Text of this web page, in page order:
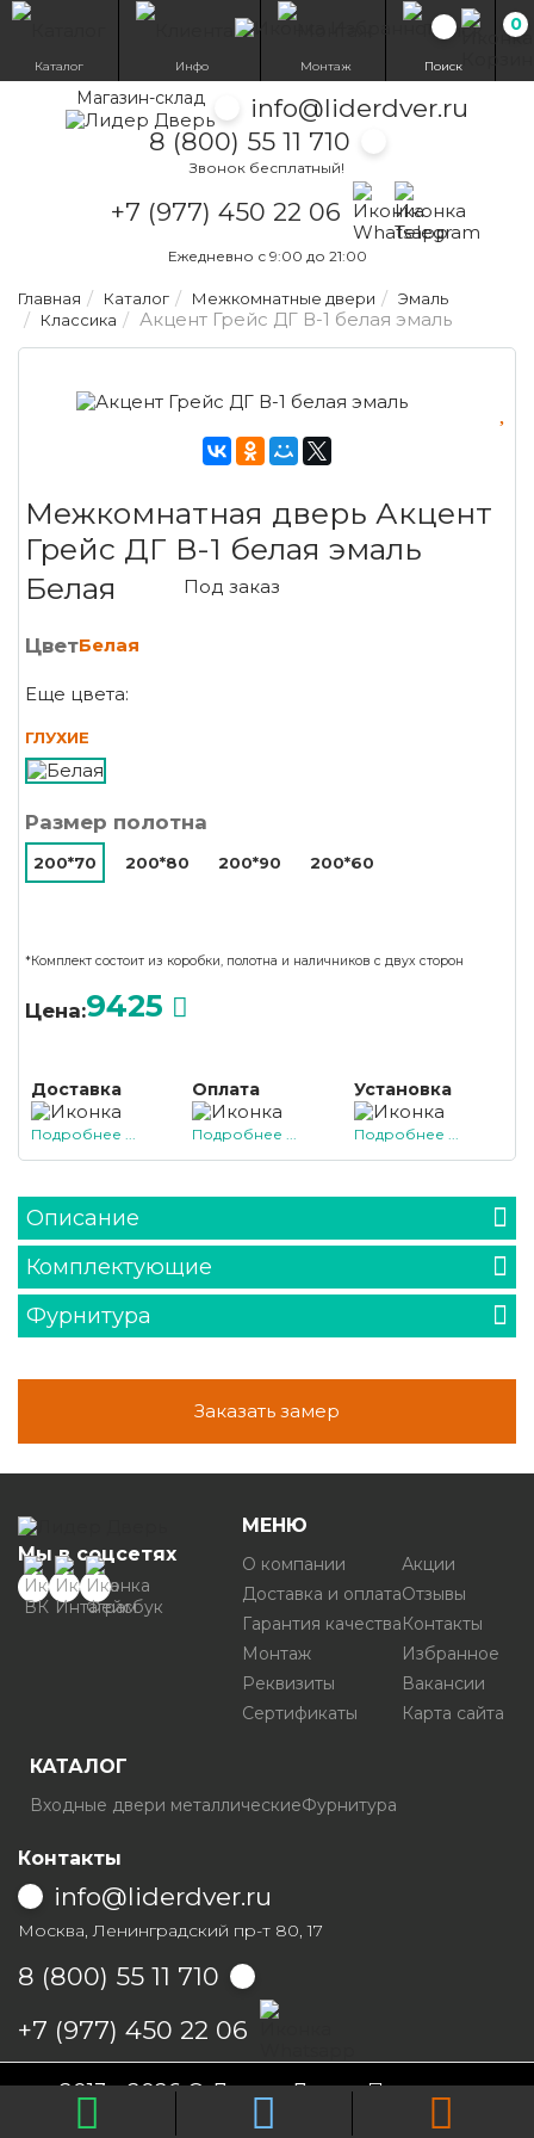
Магазин-склад
info@liderdver.ru
8 (800) 55 11 710
Звонок бесплатный!
+7 (977) 450 22 06
Написать на
Написать на
Ежедневно с 9:00 до 21:00
0
Каталог Инфо Монтаж Поиск
Главная Каталог Межкомнатные двери
Эмаль
Классика
Акцент Грейс ДГ В-1 белая эмаль
Межкомнатная дверь Акцент
Грейс ДГ В-1 белая эмаль
Белая
Под заказ
ЦветБелая
Еще цвета:
ГЛУХИЕ
Размер полотна
200*70 200*80 200*90 200*60
*Комплект состоит из коробки, полотна и наличников с двух сторон
Цена:9425
Доставка
Подробнее ...
Оплата
Подробнее ...
Установка
Подробнее ...
Описание
Комплектующие
Фурнитура
Заказать замер
Мы в соцсетях
МЕНЮ
О компании
Доставка и оплата
Гарантия качества
Монтаж
Реквизиты
Сертификаты
Акции
Отзывы
Контакты
Избранное
Вакансии
Карта сайта
КАТАЛОГ
Входные двери металлическиеФурнитура
Контакты
info@liderdver.ru
Москва, Ленинградский пр-т 80, 17
8 (800) 55 11 710
+7 (977) 450 22 06
Написать на Whatsapp
2013 - 2026 © Лидер ДверьПолитика